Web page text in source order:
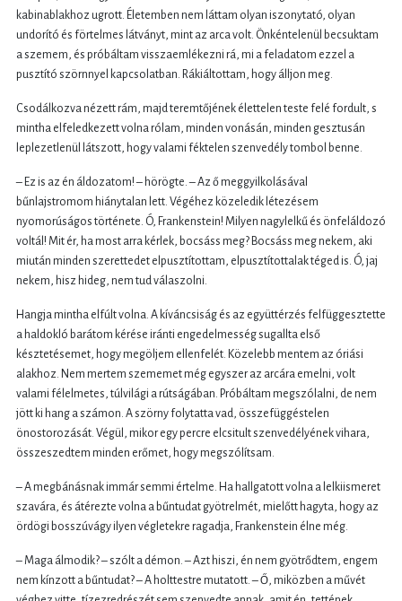
kabinablakhoz ugrott. Életemben nem láttam olyan iszonytató, olyan
undorító és förtelmes látványt, mint az arca volt. Önkéntelenül becsuktam
a szemem, és próbáltam visszaemlékezni rá, mi a feladatom ezzel a
pusztító szörnnyel kapcsolatban. Rákiáltottam, hogy álljon meg.
Csodálkozva nézett rám, majd teremtőjének élettelen teste felé fordult, s
mintha elfeledkezett volna rólam, minden vonásán, minden gesztusán
leplezetlenül látszott, hogy valami féktelen szenvedély tombol benne.
– Ez is az én áldozatom! – hörögte. – Az ő meggyilkolásával
bűnlajstromom hiánytalan lett. Végéhez közeledik létezésem
nyomorúságos története. Ó, Frankenstein! Milyen nagylelkű és önfeláldozó
voltál! Mit ér, ha most arra kérlek, bocsáss meg? Bocsáss meg nekem, aki
miután minden szerettedet elpusztítottam, elpusztítottalak téged is. Ó, jaj
nekem, hisz hideg, nem tud válaszolni.
Hangja mintha elfúlt volna. A kíváncsiság és az együttérzés felfüggesztette
a haldokló barátom kérése iránti engedelmesség sugallta első
késztetésemet, hogy megöljem ellenfelét. Közelebb mentem az óriási
alakhoz. Nem mertem szememet még egyszer az arcára emelni, volt
valami félelmetes, túlvilági a rútságában. Próbáltam megszólalni, de nem
jött ki hang a számon. A szörny folytatta vad, összefüggéstelen
önostorozását. Végül, mikor egy percre elcsitult szenvedélyének vihara,
összeszedtem minden erőmet, hogy megszólítsam.
– A megbánásnak immár semmi értelme. Ha hallgatott volna a lelkiismeret
szavára, és átérezte volna a bűntudat gyötrelmét, mielőtt hagyta, hogy az
ördögi bosszúvágy ilyen végletekre ragadja, Frankenstein élne még.
– Maga álmodik? – szólt a démon. – Azt hiszi, én nem gyötrődtem, engem
nem kínzott a bűntudat? – A holttestre mutatott. – Ő, miközben a művét